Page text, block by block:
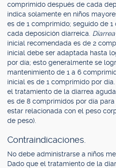
comprimido después de cada
indica solamente en niños
es de 1 comprimido; seguido de
cada deposición diarreica.
inicial recomendada es de 2
inicial debe ser adaptada hasta
por día; esto generalmente se
mantenimiento de 1 a 6
inicial es de 1 comprimido por
el tratamiento de la diarrea
es de 8 comprimidos por día
estar relacionada con el peso
de peso).
Contraindicaciones.
No debe administrarse a niños
Dado que el tratamiento de la